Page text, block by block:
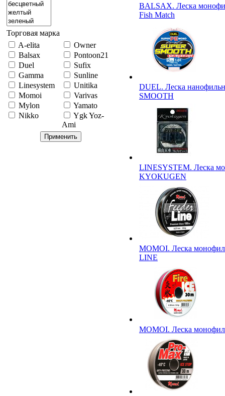
Торговая марка
A-elita
Balsax
Duel
Gamma
Linesystem
Momoi
Mylon
Nikko
Owner
Pontoon21
Sufix
Sunline
Unitika
Varivas
Yamato
Ygk Yoz-
Ami
BALSAX. Леска
Fish Match
DUEL. Леска
SMOOTH
LINESYSTEM. Леска
KYOKUGEN
MOMOI. Леска
LINE
MOMOI. Леска